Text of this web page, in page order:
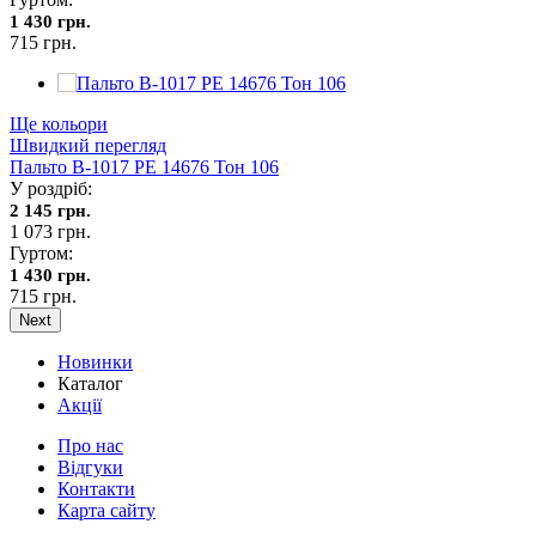
1 430 грн.
715 грн.
Ще кольори
Швидкий перегляд
Пальто В-1017 PE 14676 Тон 106
У роздріб:
2 145 грн.
1 073 грн.
Гуртом:
1 430 грн.
715 грн.
Next
Новинки
Каталог
Акції
Про нас
Відгуки
Контакти
Карта сайту